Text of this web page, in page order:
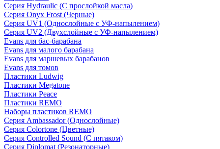
Серия Hydraulic (С прослойкой масла)
Серия Onyx Frost (Черные)
Серия UV1 (Однослойные с УФ-напылением)
Серия UV2 (Двухслойные с УФ-напылением)
Evans для бас-барабана
Evans для малого барабана
Evans для маршевых барабанов
Evans для томов
Пластики Ludwig
Пластики Megatone
Пластики Peace
Пластики REMO
Наборы пластиков REMO
Серия Ambassador (Однослойные)
Серия Colortone (Цветные)
Серия Controlled Sound (С пятаком)
Серия Diplomat (Резонаторные)